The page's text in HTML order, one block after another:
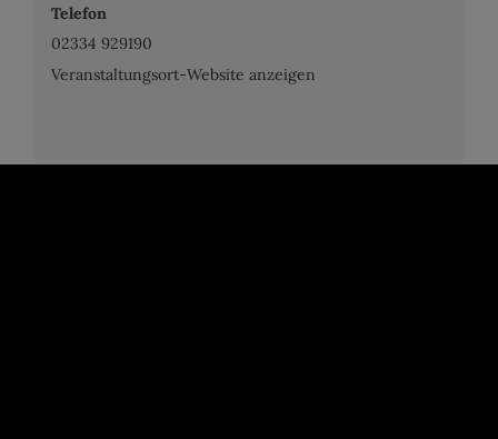
Telefon
02334 929190
Veranstaltungsort-Website anzeigen